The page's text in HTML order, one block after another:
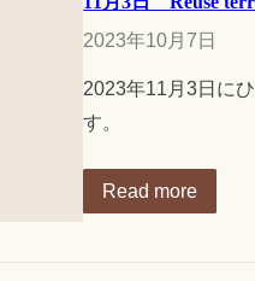
2023年10月7日
2023年11月3日に
す。
Read more